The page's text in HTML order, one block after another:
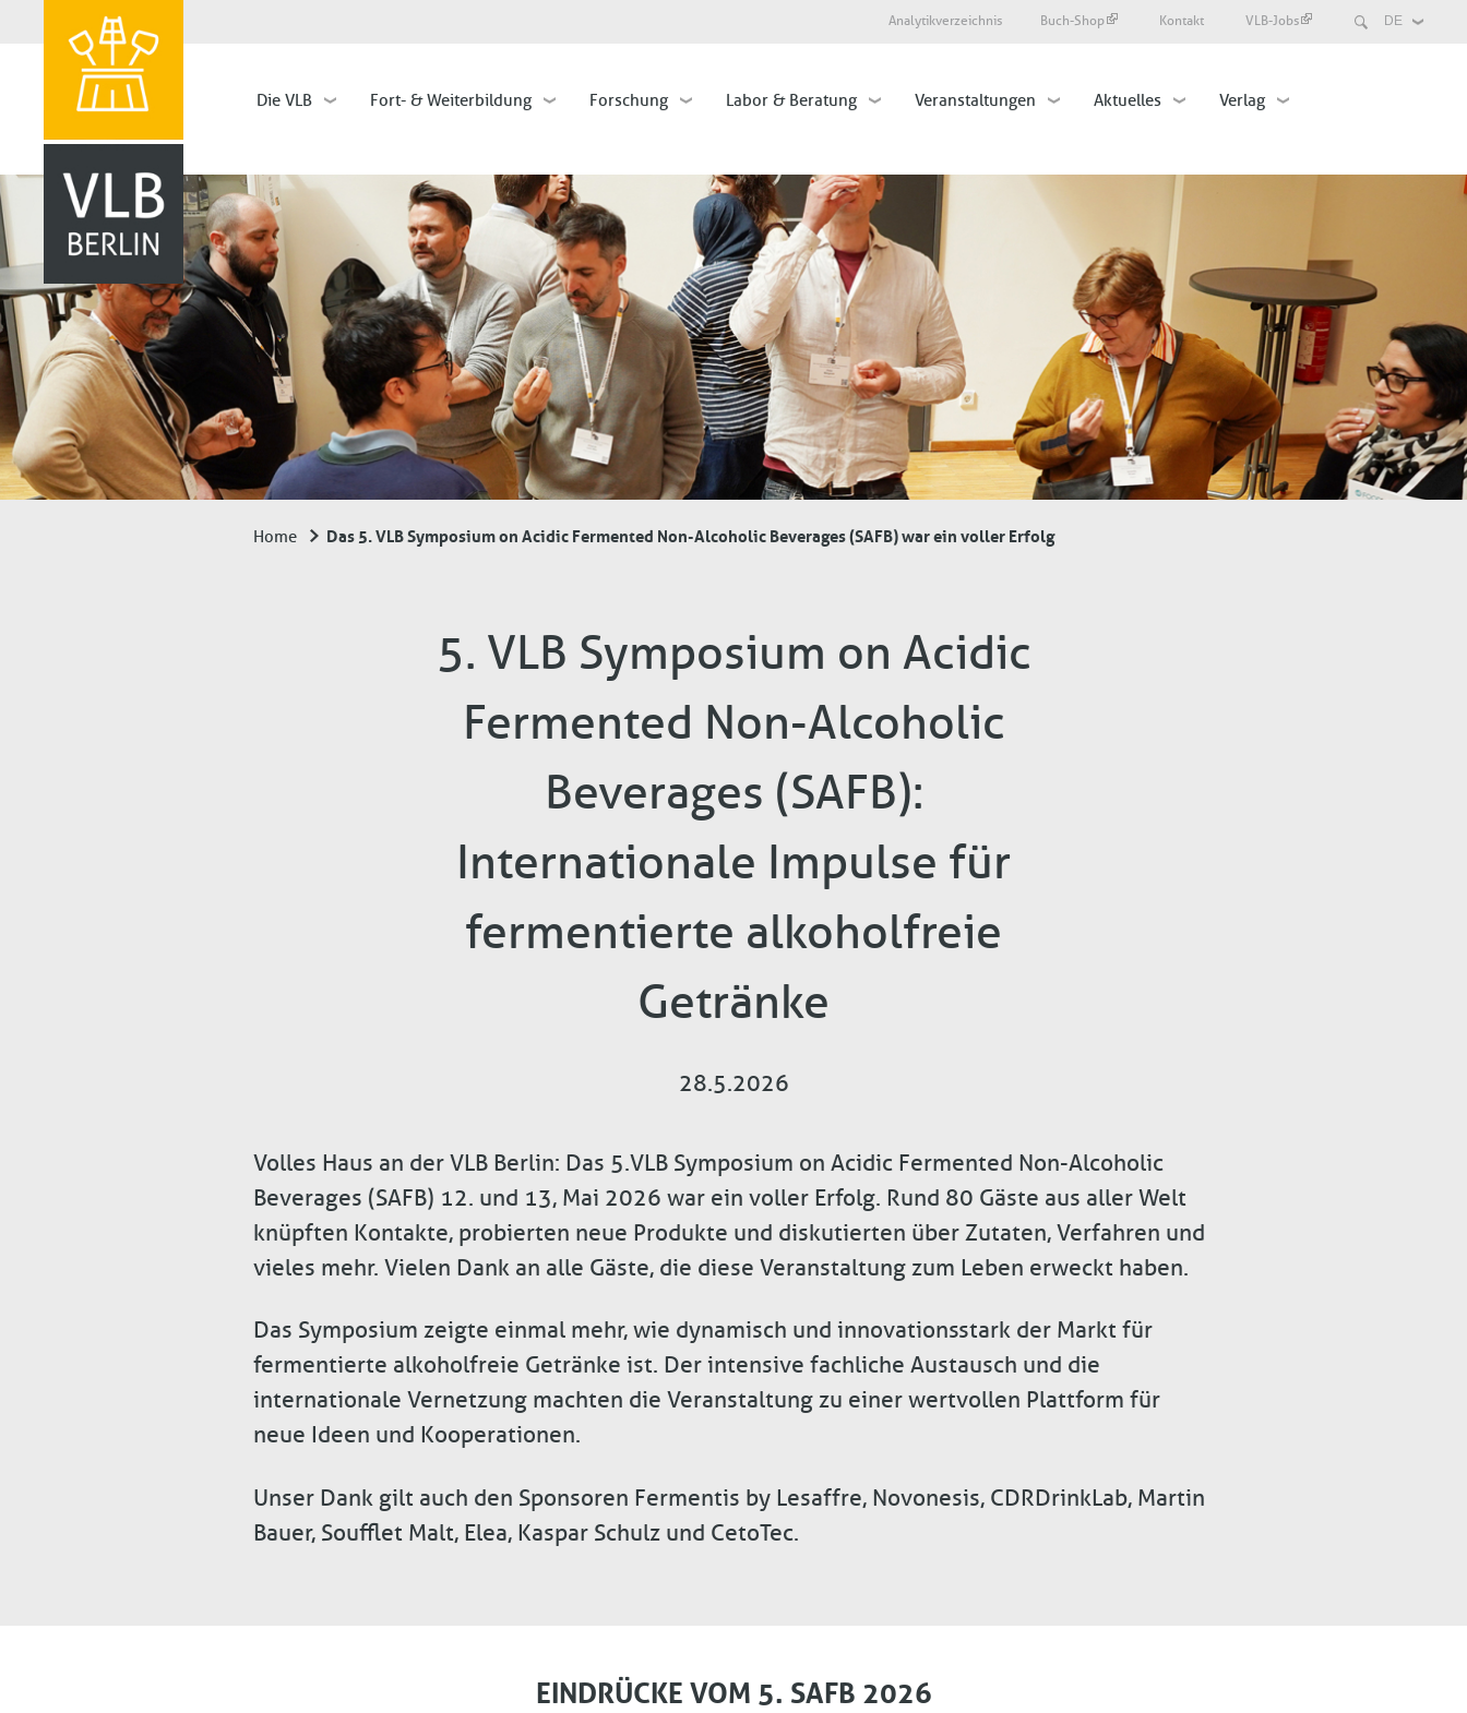
Select
Search
Analytikverzeichnis Buch-Shop Kontakt VLB-Jobs
Die VLB Fort- & Weiterbildung Forschung Labor & Beratung Veranstaltungen Aktuelles Verlag
Home Das 5. VLB Symposium on Acidic Fermented Non-Alcoholic Beverages (SAFB) war ein voller Erfolg
5. VLB Symposium on Acidic
Fermented Non-Alcoholic
Beverages (SAFB):
Internationale Impulse für
fermentierte alkoholfreie
Getränke
28.5.2026
Volles Haus an der VLB Berlin: Das 5. VLB Symposium on Acidic Fermented Non-Alcoholic
Beverages (SAFB) 12. und 13, Mai 2026 war ein voller Erfolg. Rund 80 Gäste aus aller Welt
knüpften Kontakte, probierten neue Produkte und diskutierten über Zutaten, Verfahren und
vieles mehr. Vielen Dank an alle Gäste, die diese Veranstaltung zum Leben erweckt haben.
Das Symposium zeigte einmal mehr, wie dynamisch und innovationsstark der Markt für
fermentierte alkoholfreie Getränke ist. Der intensive fachliche Austausch und die
internationale Vernetzung machten die Veranstaltung zu einer wertvollen Plattform für
neue Ideen und Kooperationen.
Unser Dank gilt auch den Sponsoren Fermentis by Lesaffre, Novonesis, CDRDrinkLab, Martin
Bauer, Soufflet Malt, Elea, Kaspar Schulz und CetoTec.
EINDRÜCKE VOM 5. SAFB 2026